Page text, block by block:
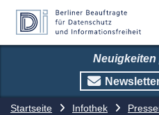
Neuigkeiten
Startseite Infothek